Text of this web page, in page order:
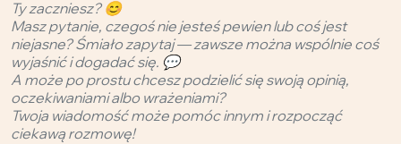
Ty zaczniesz? 😊
Masz pytanie, czegoś nie jesteś pewien lub coś jest
niejasne? Śmiało zapytaj — zawsze można wspólnie coś
wyjaśnić i dogadać się. 💬
A może po prostu chcesz podzielić się swoją opinią,
oczekiwaniami albo wrażeniami?
Twoja wiadomość może pomóc innym i rozpocząć
ciekawą rozmowę!